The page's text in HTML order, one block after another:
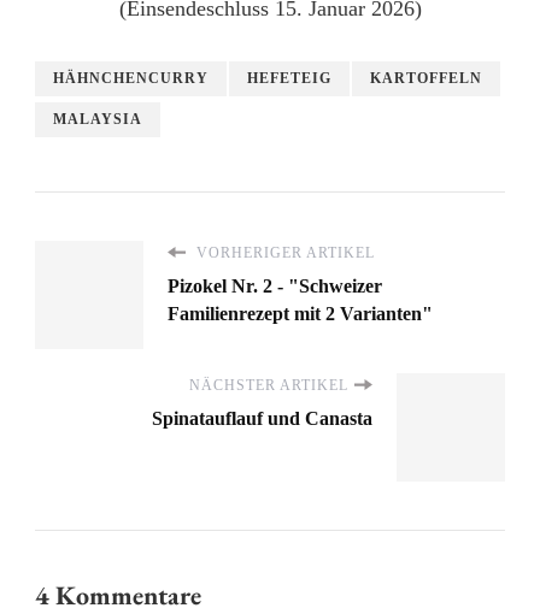
HÄHNCHENCURRY HEFETEIG KARTOFFELN
MALAYSIA
VORHERIGER ARTIKEL
Pizokel Nr. 2 - "Schweizer
Familienrezept mit 2 Varianten"
NÄCHSTER ARTIKEL
Spinatauflauf und Canasta
4 Kommentare